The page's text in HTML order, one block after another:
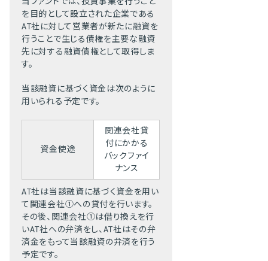
を目的として設立された企業である
AT社に対して営業者が新たに融資を
行うことで生じる債権を主要な融資
先に対する融資債権として取得しま
す。
当該融資に基づく資金は次のように
用いられる予定です。
資金使途
関連会社貸
付にかかる
バックファイ
ナンス
AT社は当該融資に基づく資金を用い
て関連会社①への貸付を行います。
その後、関連会社①は借り換えを行
いAT社への弁済をし、AT社はその弁
済金をもって当該融資の弁済を行う
予定です。